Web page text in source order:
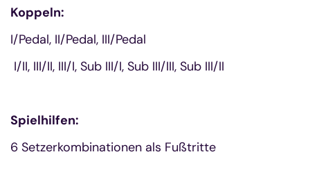
Koppeln:
I/Pedal, II/Pedal, III/Pedal
I/II, III/II, III/I, Sub III/I, Sub III/III, Sub III/II
Spielhilfen:
6 Setzerkombinationen als Fußtritte